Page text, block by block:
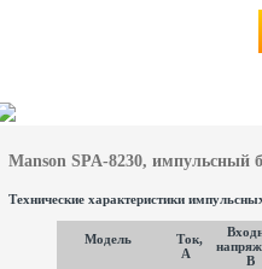
Manson SPA-8230, импульсный
Технические характеристики
Модель
Ток,
А
В